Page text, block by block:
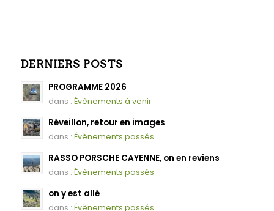
DERNIERS POSTS
PROGRAMME 2026
dans : Évènements à venir
Réveillon, retour en images
dans : Évènements passés
RASSO PORSCHE CAYENNE, on en reviens
dans : Évènements passés
on y est allé
dans : Évènements passés